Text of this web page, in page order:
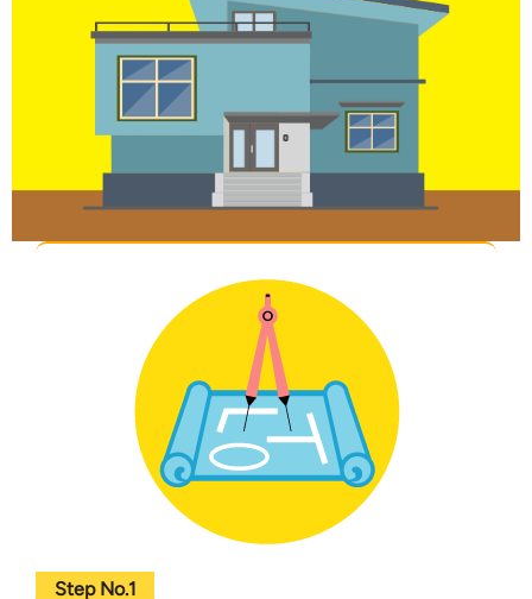
Step No.1